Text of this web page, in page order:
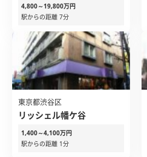
4,800～19,800万円
駅からの距離 7分
東京都渋谷区
リッシェル幡ケ谷
1,400～4,100万円
駅からの距離 1分